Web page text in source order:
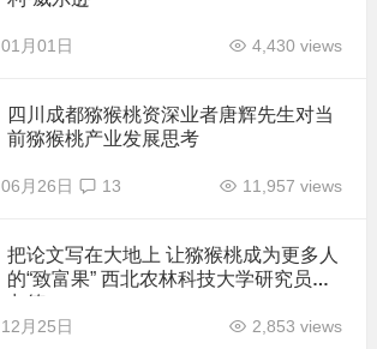
01月01日 4,430 views
四川成都猕猴桃资深业者唐辉先生对当
前猕猴桃产业发展思考
06月26日 11,957 views
13
把论文写在大地上 让猕猴桃成为更多人
的“致富果” 西北农林科技大学研究员刘
占德
12月25日 2,853 views